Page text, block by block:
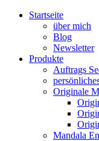
Startseite
über mich
Blog
Newsletter
Produkte
Auftrags
Originale
Mandala